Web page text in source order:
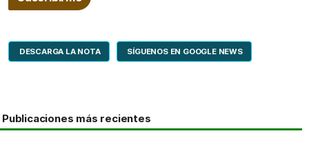
DESCARGA LA NOTA SÍGUENOS EN GOOGLE NEWS
Publicaciones más recientes